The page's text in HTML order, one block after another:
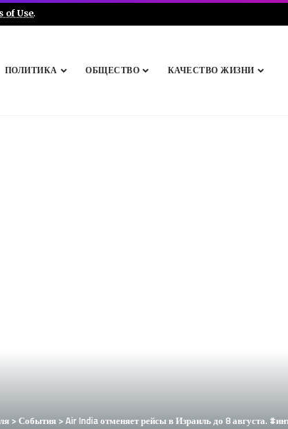
of Use.
ПОЛИТИКА ОБЩЕСТВО КАЧЕСТВО ЖИЗНИ
>События >Air India отменяет рейсы в Израиль до 8 августа.